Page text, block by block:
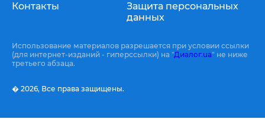
Контакты
Защита персональных
данных
Использование материалов разрешается при условии ссылки
(для интернет-изданий - гиперссылки) на "Диалог.ua" не ниже
третьего абзаца.
� 2026, Все права защищены.